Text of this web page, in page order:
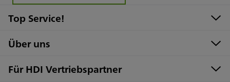
Top Service!
Über uns
Für HDI Vertriebspartner